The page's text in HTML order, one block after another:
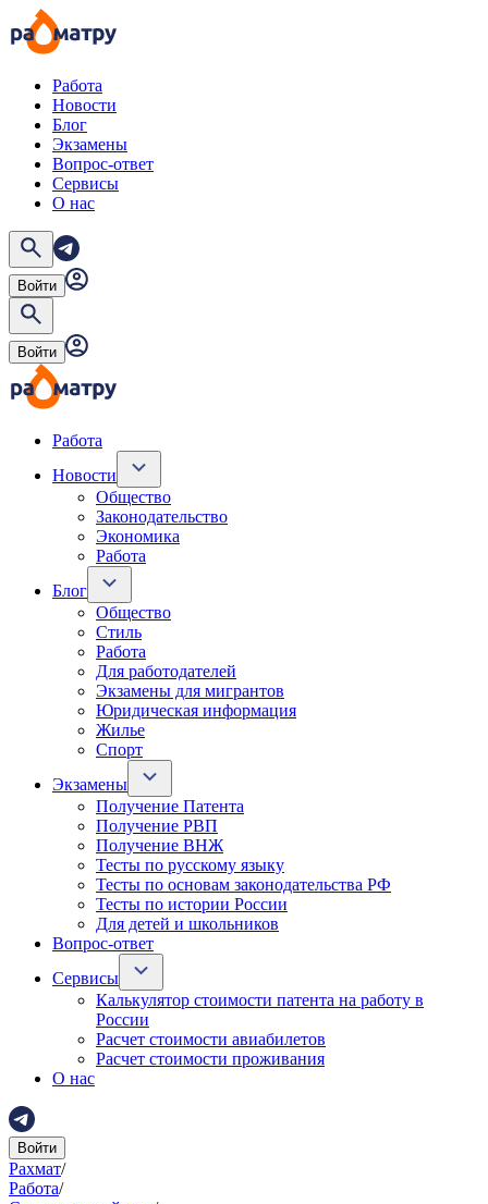
Работа
Новости
Блог
Экзамены
Вопрос-ответ
Сервисы
О нас
Войти
Войти
Работа
Новости
Общество
Законодательство
Экономика
Работа
Блог
Общество
Стиль
Работа
Для работодателей
Экзамены для мигрантов
Юридическая информация
Жилье
Спорт
Экзамены
Получение Патента
Получение РВП
Получение ВНЖ
Тесты по русскому языку
Тесты по основам законодательства РФ
Тесты по истории России
Для детей и школьников
Вопрос-ответ
Сервисы
Калькулятор стоимости патента на работу в
России
Расчет стоимости авиабилетов
Расчет стоимости проживания
О нас
Войти
Рахмат/
Работа/